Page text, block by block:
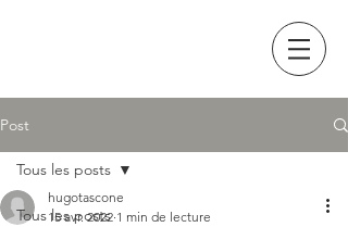
Post
Tous les posts
Tous les posts
hugotascone
15 avr. 2022 1 min de lecture